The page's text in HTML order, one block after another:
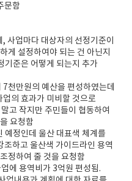
문함
사업마다 대상자의 선정기준이
게 설정하여야 되는 건 아닌지
기준은 어떻게 되는지 추가
천만원의 예산을 편성하였는데
의 효과가 미비할 것으로
고 작지만 주민들이 협동하여
요청함
예정인데 울산 대표색 체계를
하고 울산색 가이드라인 용역
정하여 줄 것을 요청함
에 용역비가 3억원 편성됨.